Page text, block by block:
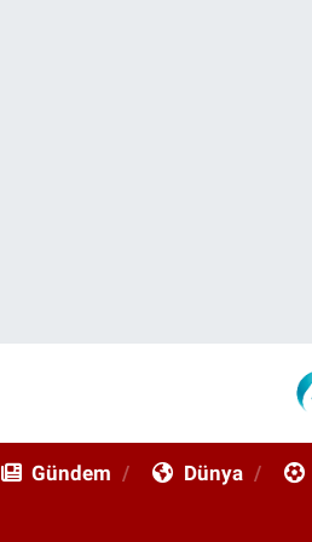
Gündem Dünya